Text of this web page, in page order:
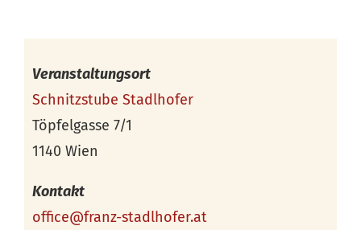
Veranstaltungsort
Schnitzstube Stadlhofer
Töpfelgasse 7/1
1140 Wien
Kontakt
office@franz-stadlhofer.at